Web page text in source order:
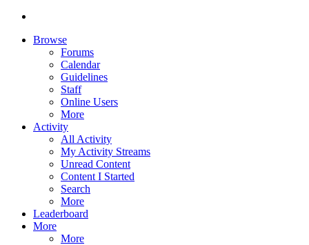
Browse
Forums
Calendar
Guidelines
Staff
Online Users
More
Activity
All Activity
My Activity Streams
Unread Content
Content I Started
Search
More
Leaderboard
More
More